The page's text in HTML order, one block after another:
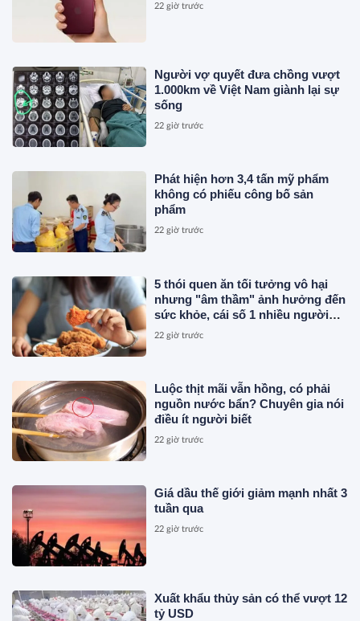
22 giờ trước
Người vợ quyết đưa chồng vượt
1.000km về Việt Nam giành lại sự
sống
22 giờ trước
Phát hiện hơn 3,4 tấn mỹ phẩm
không có phiếu công bố sản
phẩm
22 giờ trước
5 thói quen ăn tối tưởng vô hại
nhưng "âm thầm" ảnh hưởng đến
sức khỏe, cái số 1 nhiều người
vẫn mắc
22 giờ trước
Luộc thịt mãi vẫn hồng, có phải
nguồn nước bẩn? Chuyên gia nói
điều ít người biết
22 giờ trước
Giá dầu thế giới giảm mạnh nhất 3
tuần qua
22 giờ trước
Xuất khẩu thủy sản có thể vượt 12
tỷ USD